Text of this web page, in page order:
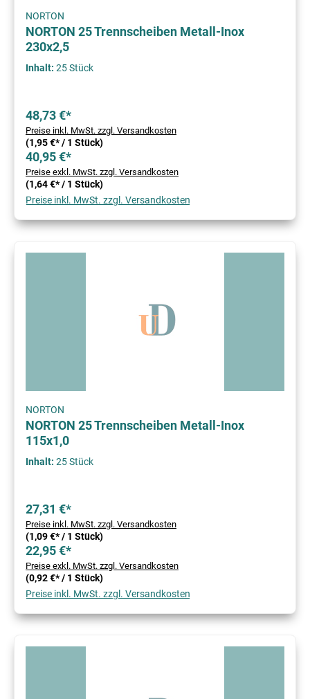
NORTON
NORTON 25 Trennscheiben Metall-Inox
230x2,5
Inhalt: 25 Stück
48,73 €*
Preise inkl. MwSt. zzgl. Versandkosten
(1,95 €* / 1 Stück)
40,95 €*
Preise exkl. MwSt. zzgl. Versandkosten
(1,64 €* / 1 Stück)
Preise inkl. MwSt. zzgl. Versandkosten
NORTON
NORTON 25 Trennscheiben Metall-Inox
115x1,0
Inhalt: 25 Stück
27,31 €*
Preise inkl. MwSt. zzgl. Versandkosten
(1,09 €* / 1 Stück)
22,95 €*
Preise exkl. MwSt. zzgl. Versandkosten
(0,92 €* / 1 Stück)
Preise inkl. MwSt. zzgl. Versandkosten